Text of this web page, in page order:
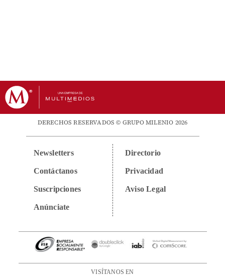
DERECHOS RESERVADOS © GRUPO MILENIO 2026
Newsletters
Contáctanos
Suscripciones
Anúnciate
Directorio
Privacidad
Aviso Legal
VISÍTANOS EN